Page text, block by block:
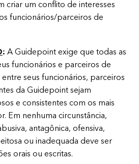
criar um conflito de interesses
funcionários/parceiros de
: A Guidepoint exige que todas as
funcionários e parceiros de
seus funcionários, parceiros
da Guidepoint sejam
e consistentes com os mais
Em nenhuma circunstância,
antagônica, ofensiva,
ou inadequada deve ser
orais ou escritas.